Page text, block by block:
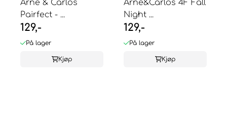
Arne & Carlos
Pairfect - ...
129,-
På lager
Kjøp
Arne&Carlos 4F Fall
Night ...
129,-
På lager
Kjøp